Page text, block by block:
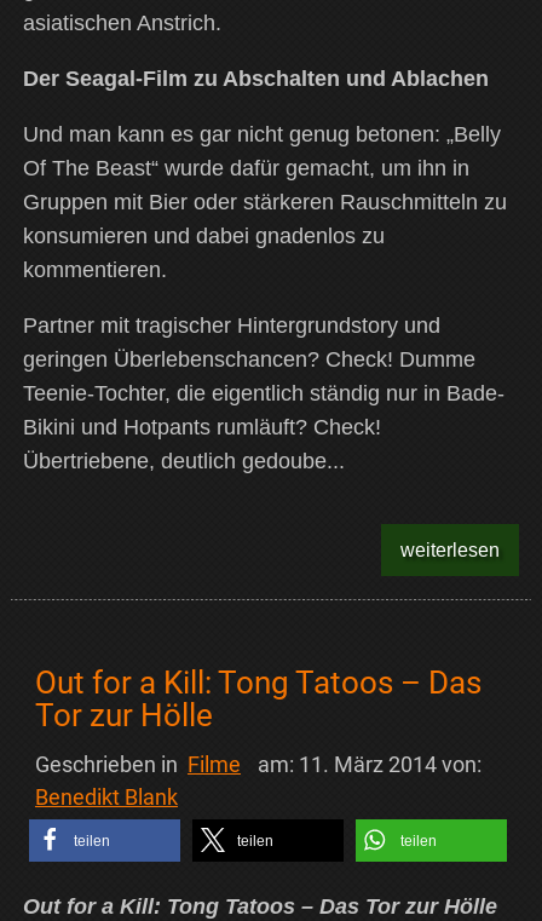
asiatischen Anstrich.
Der Seagal-Film zu Abschalten und Ablachen
Und man kann es gar nicht genug betonen: „Belly
Of The Beast“ wurde dafür gemacht, um ihn in
Gruppen mit Bier oder stärkeren Rauschmitteln zu
konsumieren und dabei gnadenlos zu
kommentieren.
Partner mit tragischer Hintergrundstory und
geringen Überlebenschancen? Check! Dumme
Teenie-Tochter, die eigentlich ständig nur in Bade-
Bikini und Hotpants rumläuft? Check!
Übertriebene, deutlich gedoube...
weiterlesen
Out for a Kill: Tong Tatoos – Das
Tor zur Hölle
Geschrieben in Filme am: 11. März 2014von:
Benedikt Blank
teilen teilen teilen
Out for a Kill: Tong Tatoos – Das Tor zur Hölle